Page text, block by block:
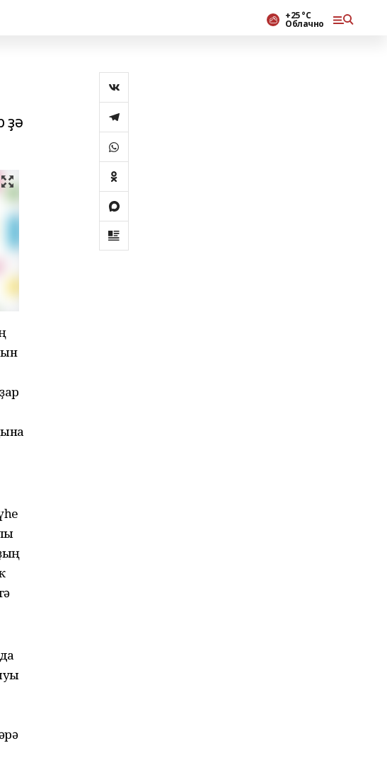
+25 °С
Облачно
ҙә